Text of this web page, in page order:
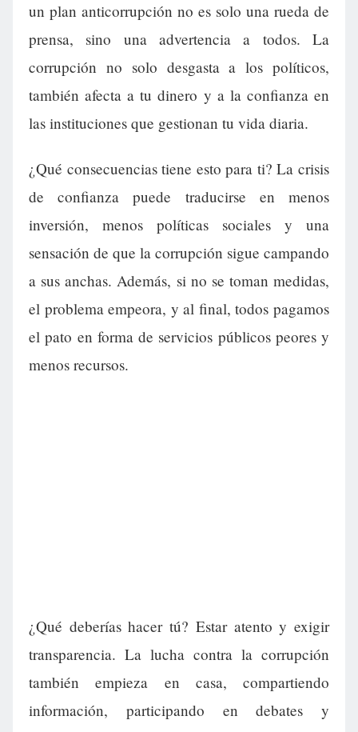
un plan anticorrupción no es solo una rueda de
prensa, sino una advertencia a todos. La
corrupción no solo desgasta a los políticos,
también afecta a tu dinero y a la confianza en
las instituciones que gestionan tu vida diaria.
¿Qué consecuencias tiene esto para ti? La crisis
de confianza puede traducirse en menos
inversión, menos políticas sociales y una
sensación de que la corrupción sigue campando
a sus anchas. Además, si no se toman medidas,
el problema empeora, y al final, todos pagamos
el pato en forma de servicios públicos peores y
menos recursos.
¿Qué deberías hacer tú? Estar atento y exigir
transparencia. La lucha contra la corrupción
también empieza en casa, compartiendo
información, participando en debates y